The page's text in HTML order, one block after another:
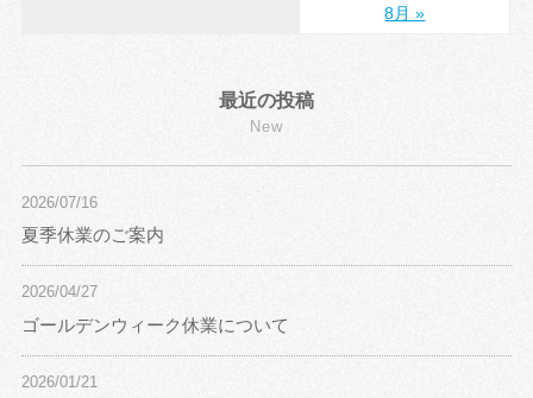
8月 »
最近の投稿
New
2026/07/16
夏季休業のご案内
2026/04/27
ゴールデンウィーク休業について
2026/01/21